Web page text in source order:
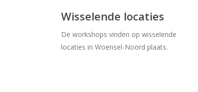
Wisselende locaties
De workshops vinden op wisselende
locaties in Woensel-Noord plaats.